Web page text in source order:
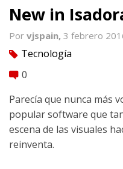
New in
Por vjspain, 3 febrero
tag Tecnología
comment 0
Parecía que nunca más
popular software que
escena de las visuales
reinventa.